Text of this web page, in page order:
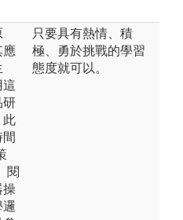
應
這
研
此
閱
操
邏
只要具有熱情、積
極、勇於挑戰的學習
態度就可以。